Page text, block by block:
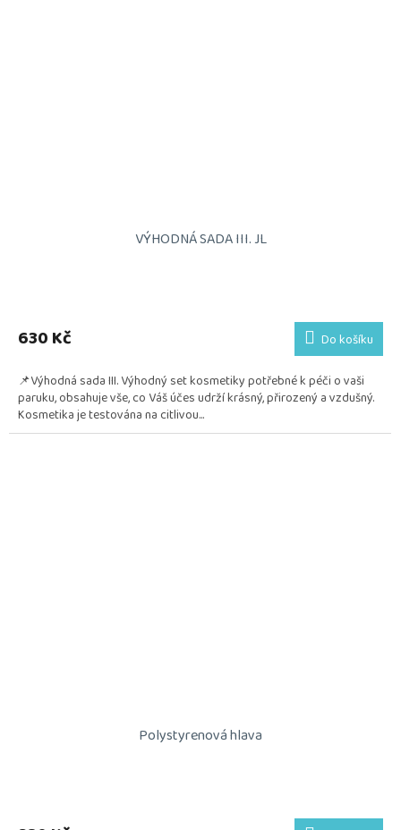
VÝHODNÁ SADA III. JL
produktu
je
z
5
hvězdiček.
630 Kč Do košíku
📌Výhodná sada III. Výhodný set kosmetiky potřebné k péči o vaši
paruku, obsahuje vše, co Váš účes udrží krásný, přirozený a vzdušný.
Kosmetika je testována na citlivou...
Polystyrenová hlava